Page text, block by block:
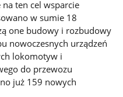
ten cel wsparcie
w sumie 18
one budowy i rozbudowy
nowoczesnych urządzeń
lokomotyw i
do przewozu
już 159 nowych